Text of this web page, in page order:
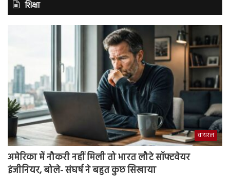
शिक्षा
वायरल
अमेरिका में नौकरी नहीं मिली तो भारत लौटे सॉफ्टवेयर
इंजीनियर, बोले- संघर्ष ने बहुत कुछ सिखाया